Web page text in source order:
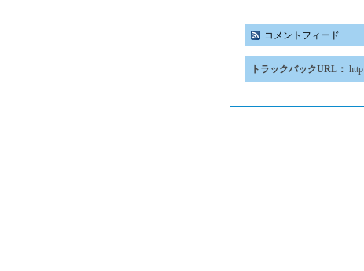
コメントフィード
トラックバックURL：